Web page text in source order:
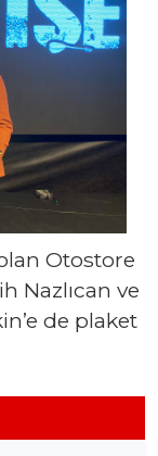
Otostore
Nazlıcan ve
de plaket